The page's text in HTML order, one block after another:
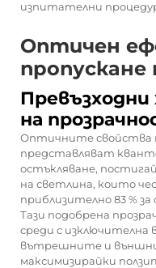
изпитателни
Оптичен
пропускане
на
Оптичните свойства
представляват
остъкляване,
на светлина, които
приблизително 83 %
Тази подобрена
среди с изключителна
вътрешните и
максимизирайки